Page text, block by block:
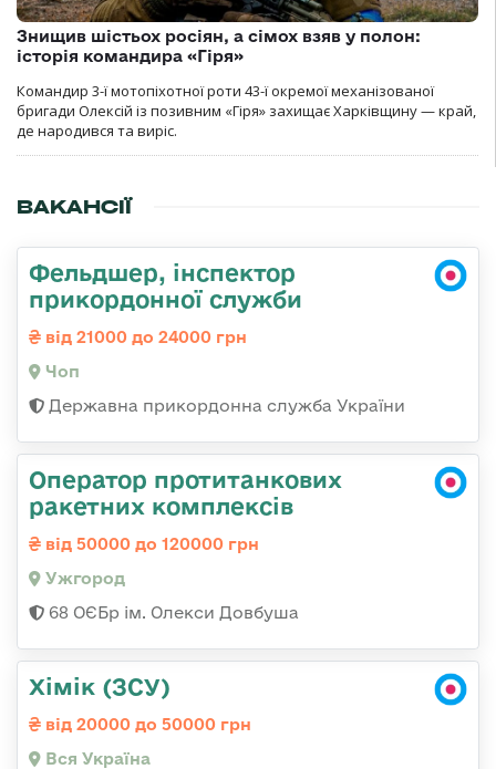
Знищив шістьох росіян, а сімох взяв у полон:
історія командира «Гіря»
Командир 3-ї мотопіхотної роти 43-ї окремої механізованої
бригади Олексій із позивним «Гіря» захищає Харківщину — край,
де народився та виріс.
ВАКАНСІЇ
Фельдшер, інспектор
прикордонної служби
від 21000 до 24000 грн
Чоп
Державна прикордонна служба України
Оператор протитанкових
ракетних комплексів
від 50000 до 120000 грн
Ужгород
68 ОЄБр ім. Олекси Довбуша
Хімік (ЗСУ)
від 20000 до 50000 грн
Вся Україна